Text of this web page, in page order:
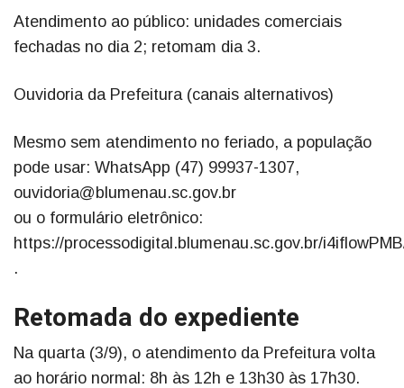
Atendimento ao público: unidades comerciais
fechadas no dia 2; retomam dia 3.
Ouvidoria da Prefeitura (canais alternativos)
Mesmo sem atendimento no feriado, a população
pode usar: WhatsApp (47) 99937-1307,
ouvidoria@blumenau.sc.gov.br
ou o formulário eletrônico:
https://processodigital.blumenau.sc.gov.br/
.
Retomada do expediente
Na quarta (3/9), o atendimento da Prefeitura volta
ao horário normal: 8h às 12h e 13h30 às 17h30.